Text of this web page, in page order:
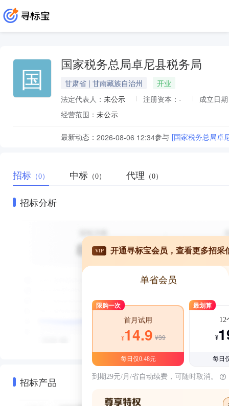
国 国家税务总局卓尼县税务局
甘肃省 | 甘南藏族自治州
开业
法定代表人： 未公示 注册资本： -
成立日
经营范围： 未公示
最新动态： 2026-08-06 12:34参与 [国家税务总局卓
招标 （0） 中标 （0） 代理 （0）
招标分析
招标产品
VIP 开通寻标宝会员，查看更多招采
单省会员
限购一次
首月试用
¥14.9 ¥39
每日仅0.48元
最划算
12
¥
每日
到期29元/月/省自动续费，可随时取消。